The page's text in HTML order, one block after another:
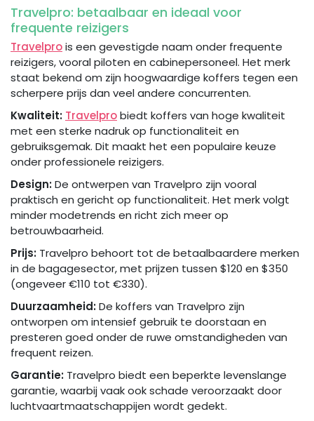
Travelpro: betaalbaar en ideaal voor
frequente reizigers
Travelprois een gevestigde naam onder frequente
reizigers, vooral piloten en cabinepersoneel. Het merk
staat bekend om zijn hoogwaardige koffers tegen een
scherpere prijs dan veel andere concurrenten.
Kwaliteit: Travelprobiedt koffers van hoge kwaliteit
met een sterke nadruk op functionaliteit en
gebruiksgemak. Dit maakt het een populaire keuze
onder professionele reizigers.
Design:De ontwerpen van Travelpro zijn vooral
praktisch en gericht op functionaliteit. Het merk volgt
minder modetrends en richt zich meer op
betrouwbaarheid.
Prijs: Travelpro behoort tot de betaalbaardere merken
in de bagagesector, met prijzen tussen $120 en $350
(ongeveer €110 tot €330).
Duurzaamheid:De koffers van Travelpro zijn
ontworpen om intensief gebruik te doorstaan en
presteren goed onder de ruwe omstandigheden van
frequent reizen.
Garantie: Travelpro biedt een beperkte levenslange
garantie, waarbij vaak ook schade veroorzaakt door
luchtvaartmaatschappijen wordt gedekt.